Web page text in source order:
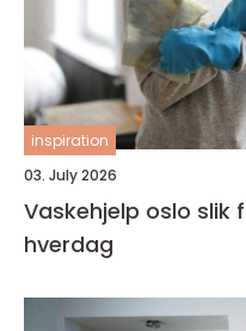
inspiration
03. July 2026
Vaskehjelp oslo slik får du en enklere
hverdag